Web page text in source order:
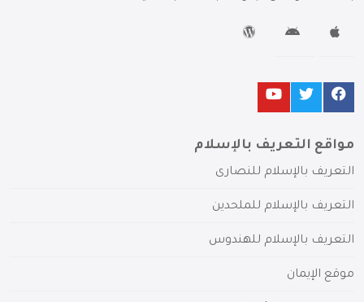
مواقع التعريف بالإسلام
التعريف بالإسلام للنصارى
التعريف بالإسلام للملحدين
التعريف بالإسلام للهندوس
موقع الإيمان